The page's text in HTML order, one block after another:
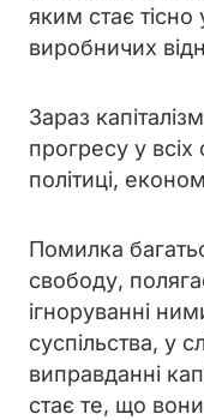
яким стає тісно
виробничих
Зараз
прогресу у
політиці,
Помилка
свободу,
ігноруванні
суспільства, у
виправданні
стає те, що